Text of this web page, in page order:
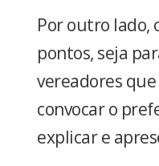
Por outro lado,
pontos, seja
vereadores
convocar o
explicar e